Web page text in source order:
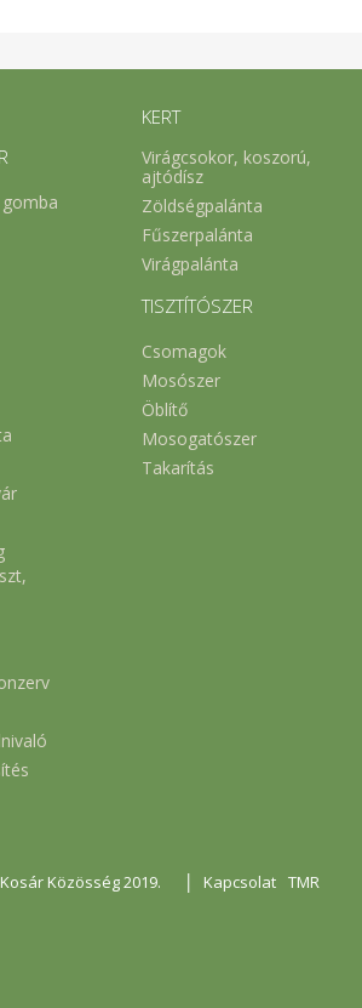
KERT
Virágcsokor, koszorú,
ajtódísz
Zöldségpalánta
Fűszerpalánta
Virágpalánta
TISZTÍTÓSZER
Csomagok
Mosószer
Öblítő
Mosogatószer
Takarítás
Közösség 2019. | Kapcsolat TMR